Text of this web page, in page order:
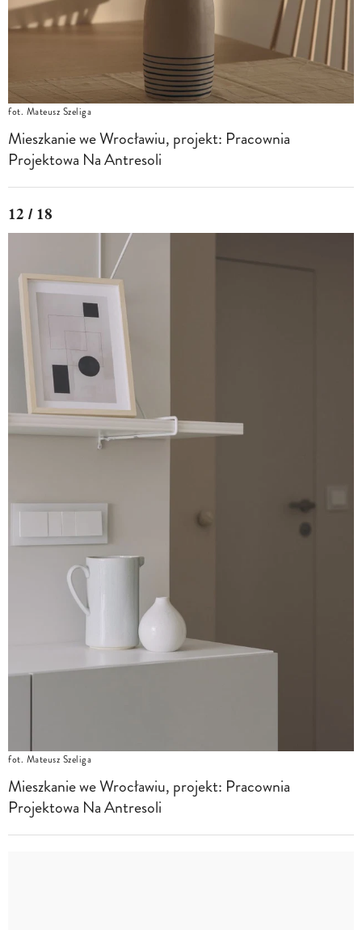
fot. Mateusz Szeliga
Mieszkanie we Wrocławiu, projekt: Pracownia
Projektowa Na Antresoli
12 / 18
fot. Mateusz Szeliga
Mieszkanie we Wrocławiu, projekt: Pracownia
Projektowa Na Antresoli